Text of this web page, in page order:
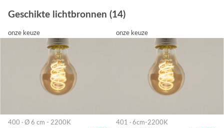
Geschikte lichtbronnen (14)
onze keuze
400 · Ø 6 cm - 2200K
onze keuze
401 · 6cm-2200K